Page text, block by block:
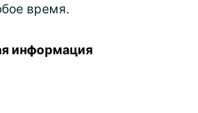
время.
информация